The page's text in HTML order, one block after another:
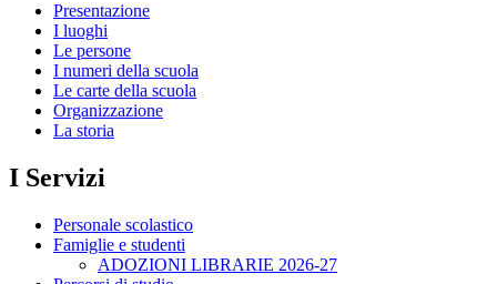
Presentazione
I luoghi
Le persone
I numeri della scuola
Le carte della scuola
Organizzazione
La storia
I Servizi
Personale scolastico
Famiglie e studenti
ADOZIONI LIBRARIE 2026-27